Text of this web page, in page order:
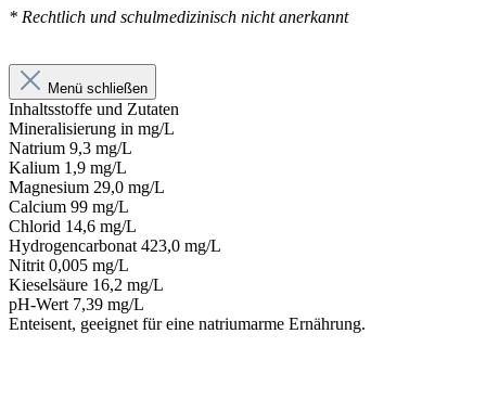
* Rechtlich und schulmedizinisch nicht anerkannt
Menü schließen
Inhaltsstoffe und Zutaten
Mineralisierung in mg/L
Natrium 9,3 mg/L
Kalium 1,9 mg/L
Magnesium 29,0 mg/L
Calcium 99 mg/L
Chlorid 14,6 mg/L
Hydrogencarbonat 423,0 mg/L
Nitrit 0,005 mg/L
Kieselsäure 16,2 mg/L
pH-Wert 7,39 mg/L
Enteisent, geeignet für eine natriumarme Ernährung.